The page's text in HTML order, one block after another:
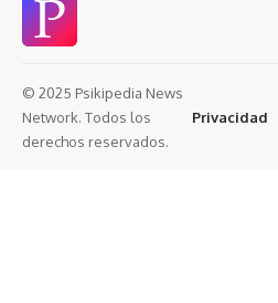
© 2025 Psikipedia News
Network. Todos los
derechos reservados.
Privacidad